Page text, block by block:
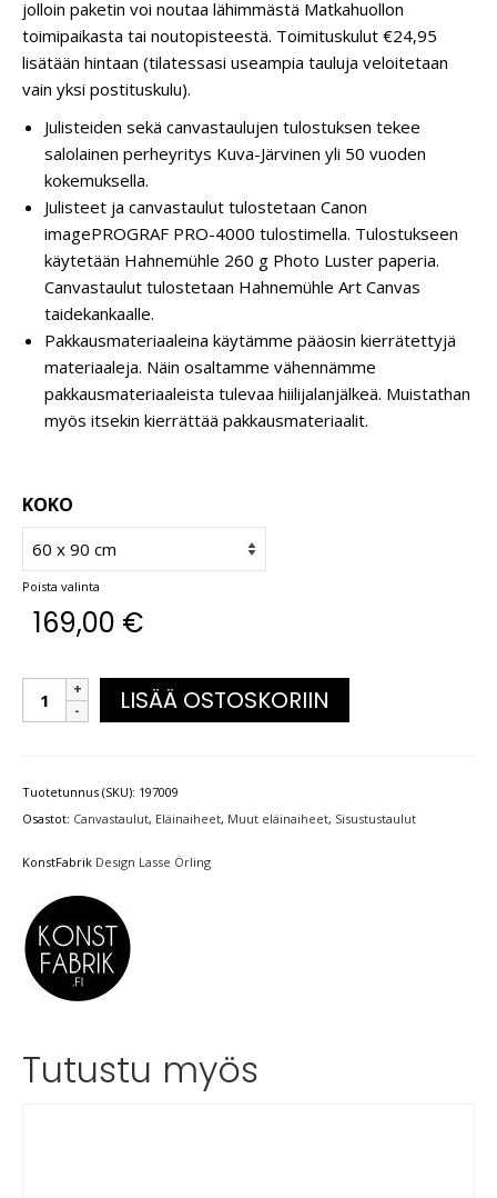
jolloin paketin voi noutaa lähimmästä Matkahuollon
toimipaikasta tai noutopisteestä. Toimituskulut €24,95
lisätään hintaan (tilatessasi useampia tauluja veloitetaan
vain yksi postituskulu).
Julisteiden sekä canvastaulujen tulostuksen tekee
salolainen perheyritys Kuva-Järvinen yli 50 vuoden
kokemuksella.
Julisteet ja canvastaulut tulostetaan Canon
imagePROGRAF PRO-4000 tulostimella. Tulostukseen
käytetään Hahnemühle 260 g Photo Luster paperia.
Canvastaulut tulostetaan Hahnemühle Art Canvas
taidekankaalle.
Pakkausmateriaaleina käytämme pääosin kierrätettyjä
materiaaleja. Näin osaltamme vähennämme
pakkausmateriaaleista tulevaa hiilijalanjälkeä. Muistathan
myös itsekin kierrättää pakkausmateriaalit.
KOKO
Poista valinta
169,00 €
LISÄÄ OSTOSKORIIN
Tuotetunnus (SKU): 197009
Osastot: Canvastaulut, Eläinaiheet, Muut eläinaiheet, Sisustustaulut
KonstFabrik Design Lasse Örling
Tutustu myös